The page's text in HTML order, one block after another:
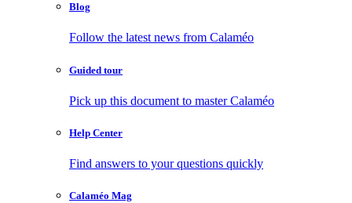
Blog
Follow the latest news from Calaméo
Guided tour
Pick up this document to master Calaméo
Help Center
Find answers to your questions quickly
Calaméo Mag